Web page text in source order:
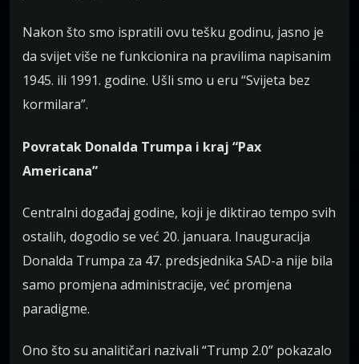
Nakon što smo ispratili ovu tešku godinu, jasno je
da svijet više ne funkcionira na pravilima napisanim
1945. ili 1991. godine. Ušli smo u eru “Svijeta bez
kormilara”.
Povratak Donalda Trumpa i kraj “Pax
Americana”
Centralni događaj godine, koji je diktirao tempo svih
ostalih, dogodio se već 20. januara. Inauguracija
Donalda Trumpa za 47. predsjednika SAD-a nije bila
samo promjena administracije, već promjena
paradigme.
Ono što su analitičari nazivali “Trump 2.0” pokazalo